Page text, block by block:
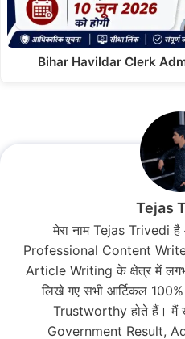
Bihar Havildar Clerk
Tejas
मेरा नाम Tejas Trivedi
Professional Content
Article Writing के क्षेत्र में
लिखे गए सभी आर्टिकल
Trustworthy होते हैं। मैं
Government Result,